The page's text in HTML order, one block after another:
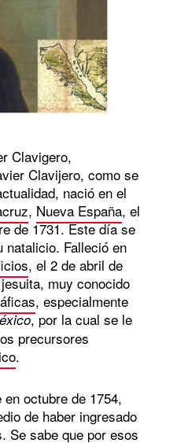
Clavigero,
Clavijero, como se
nació en el
, Nueva España, el
de 1731. Este día se
natalicio. Falleció en
, el 2 de abril de
muy conocido
, especialmente
, por la cual se le
precursores
.
octubre de 1754,
de haber ingresado
Se sabe que por esos